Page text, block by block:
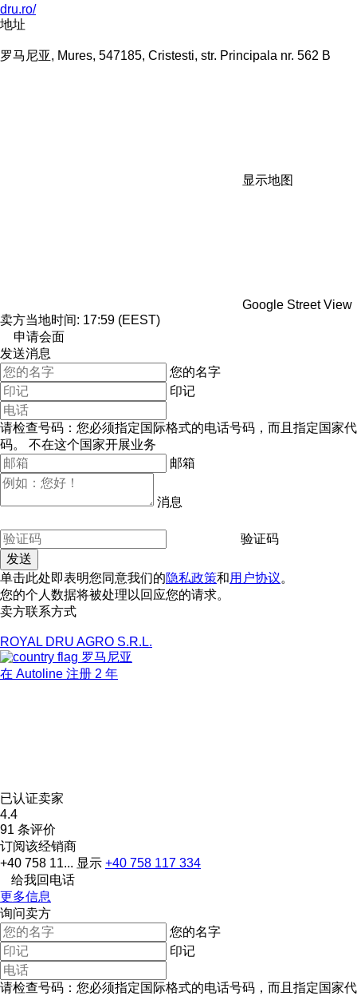
dru.ro/
地址
罗马尼亚, Mures, 547185, Cristesti, str. Principala nr. 562 B
显示地图
Google Street View
卖方当地时间: 17:59 (EEST)
申请会面
发送消息
您的名字
印记
请检查号码：您必须指定国际格式的电话号码，而且指定国家代
码。
不在这个国家开展业务
邮箱
消息
验证码
单击此处即表明您同意我们的隐私政策和用户协议。
您的个人数据将被处理以回应您的请求。
卖方联系方式
ROYAL DRU AGRO S.R.L.
罗马尼亚
在 Autoline 注册 2 年
已认证卖家
4.4
91 条评价
订阅该经销商
+40 758 11... 显示 +40 758 117 334
给我回电话
更多信息
询问卖方
您的名字
印记
请检查号码：您必须指定国际格式的电话号码，而且指定国家代